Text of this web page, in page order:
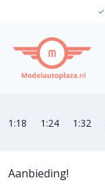
✓
1:18 1:24 1:32
Aanbieding!